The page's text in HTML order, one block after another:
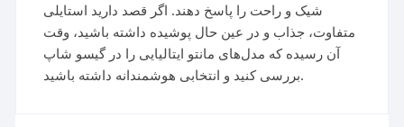
شیک و راحت را پاسخ دهند. اگر قصد دارید استایلی
متفاوت، جذاب و در عین حال پوشیده داشته باشید، وقت
آن رسیده که مدل‌های مانتو ایتالیایی را در گیسو شاپ
بررسی کنید و انتخابی هوشمندانه داشته باشید.